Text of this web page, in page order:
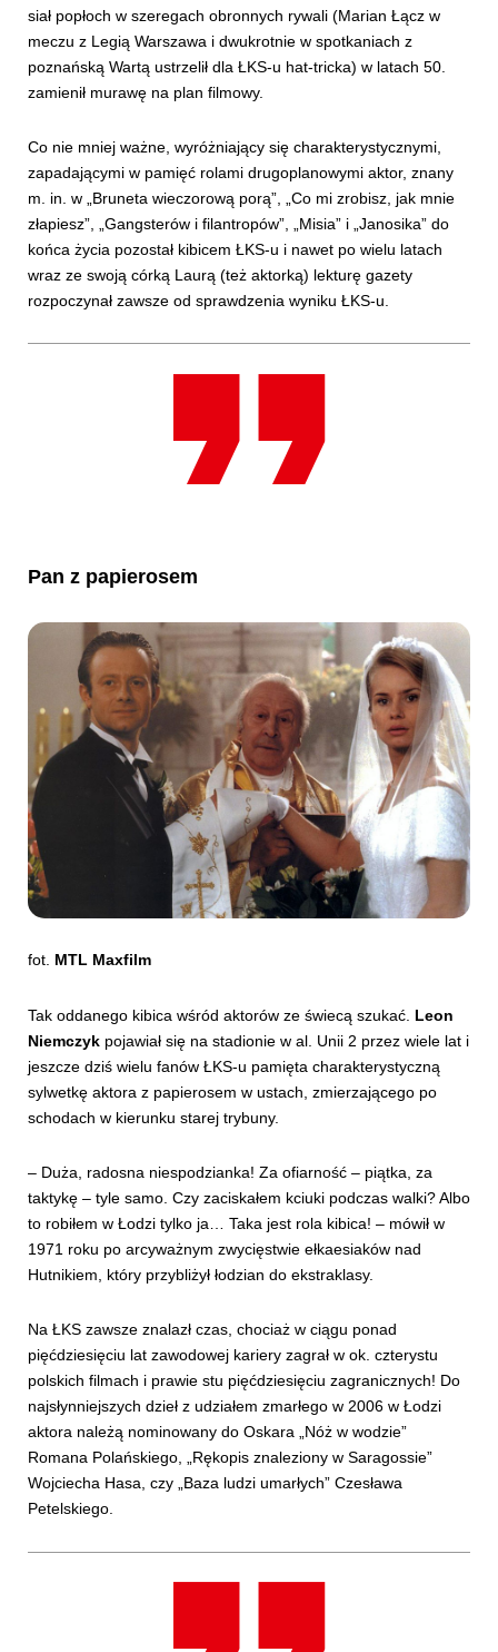
siał popłoch w szeregach obronnych rywali (Marian Łącz w
meczu z Legią Warszawa i dwukrotnie w spotkaniach z
poznańską Wartą ustrzelił dla ŁKS-u hat-tricka) w latach 50.
zamienił murawę na plan filmowy.
Co nie mniej ważne, wyróżniający się charakterystycznymi,
zapadającymi w pamięć rolami drugoplanowymi aktor, znany
m. in. w „Bruneta wieczorową porą”, „Co mi zrobisz, jak mnie
złapiesz”, „Gangsterów i filantropów”, „Misia” i „Janosika” do
końca życia pozostał kibicem ŁKS-u i nawet po wielu latach
wraz ze swoją córką Laurą (też aktorką) lekturę gazety
rozpoczynał zawsze od sprawdzenia wyniku ŁKS-u.
Pan z papierosem
fot. MTL Maxfilm
Tak oddanego kibica wśród aktorów ze świecą szukać. Leon
Niemczyk pojawiał się na stadionie w al. Unii 2 przez wiele lat i
jeszcze dziś wielu fanów ŁKS-u pamięta charakterystyczną
sylwetkę aktora z papierosem w ustach, zmierzającego po
schodach w kierunku starej trybuny.
– Duża, radosna niespodzianka! Za ofiarność – piątka, za
taktykę – tyle samo. Czy zaciskałem kciuki podczas walki? Albo
to robiłem w Łodzi tylko ja… Taka jest rola kibica! – mówił w
1971 roku po arcyważnym zwycięstwie ełkaesiaków nad
Hutnikiem, który przybliżył łodzian do ekstraklasy.
Na ŁKS zawsze znalazł czas, chociaż w ciągu ponad
pięćdziesięciu lat zawodowej kariery zagrał w ok. czterystu
polskich filmach i prawie stu pięćdziesięciu zagranicznych! Do
najsłynniejszych dzieł z udziałem zmarłego w 2006 w Łodzi
aktora należą nominowany do Oskara „Nóż w wodzie”
Romana Polańskiego, „Rękopis znaleziony w Saragossie”
Wojciecha Hasa, czy „Baza ludzi umarłych” Czesława
Petelskiego.